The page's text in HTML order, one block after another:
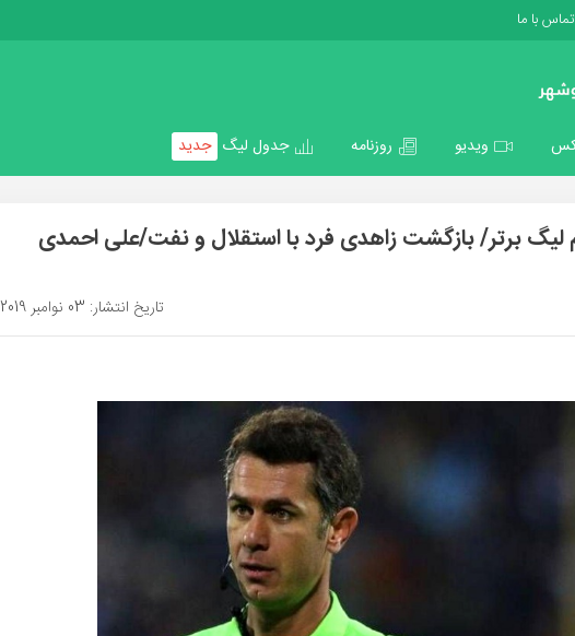
تماس با ما
ویدیو روزنامه جدول لیگ جدید
لیگ برتر/ بازگشت زاهدی فرد با استقلال و نفت/علی احمدی
تاریخ انتشار: 03 نوامبر 2019